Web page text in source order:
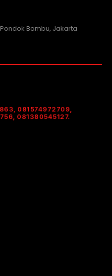
Bambu, Jakarta
081574972709,
081380545127.